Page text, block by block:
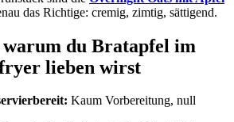
das Richtige: cremig, zimtig, sättigend.
warum du Bratapfel im
lieben wirst
Kaum Vorbereitung, null